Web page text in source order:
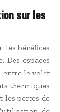
sur les
les bénéfices
Des espaces
entre le volet
thermiques
les pertes de